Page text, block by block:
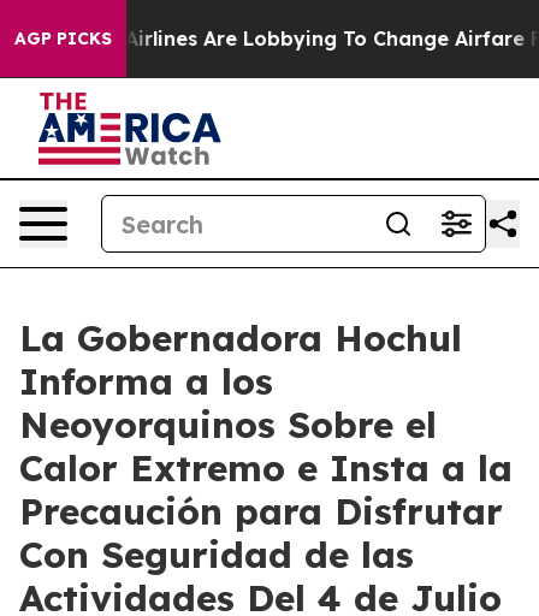
AGP PICKS
Are Lobbying To Change Airfare Font Sizes. It’s
La Gobernadora Hochul
Informa a los
Neoyorquinos Sobre el
Calor Extremo e Insta a la
Precaución para Disfrutar
Con Seguridad de las
Actividades Del 4 de Julio